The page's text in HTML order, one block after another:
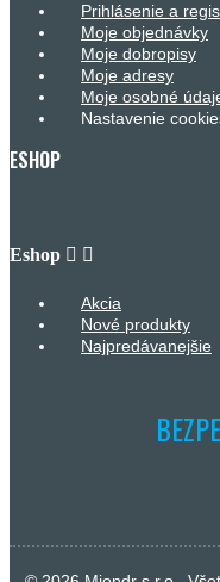
Prihlásenie a
Moje objednávky
Moje dobropisy
Moje adresy
Moje osobné
Nastavenie
ESHOP
Eshop  
Akcia
Nové produkty
Najpredávanejšie